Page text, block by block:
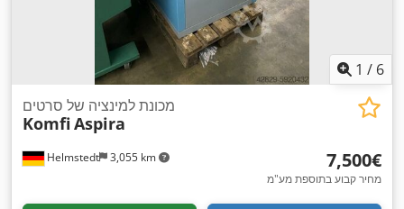
1 / 6
Helmstedt 3,055 km
מכונת למינציה של סרטים
KomfiAspira
‏7,500 ‏€
מחיר קבוע בתוספת מע"מ